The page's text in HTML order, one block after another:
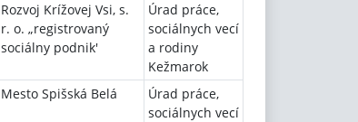
Rozvoj Krížovej Vsi, s.
r. o. „registrovaný
sociálny podnik'
Úrad práce,
sociálnych vecí
a rodiny
Kežmarok
Mesto Spišská Belá
Úrad práce,
sociálnych vecí